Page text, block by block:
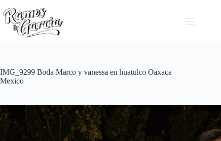
IMG_9299 Boda Marco y vanessa en huatulco Oaxaca
Mexico